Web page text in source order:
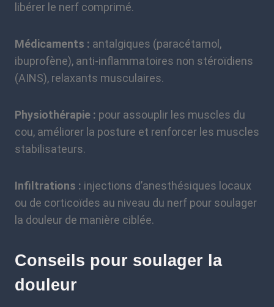
libérer le nerf comprimé.
Médicaments : antalgiques (paracétamol,
ibuprofène), anti-inflammatoires non stéroïdiens
(AINS), relaxants musculaires.
Physiothérapie : pour assouplir les muscles du
cou, améliorer la posture et renforcer les muscles
stabilisateurs.
Infiltrations : injections d’anesthésiques locaux
ou de corticoïdes au niveau du nerf pour soulager
la douleur de manière ciblée.
Conseils pour soulager la
douleur